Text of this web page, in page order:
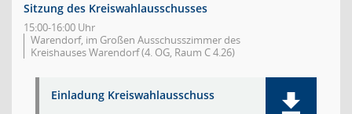
Sitzung des Kreiswahlausschusses
15:00-16:00 Uhr
Warendorf, im Großen Ausschusszimmer des
Kreishauses Warendorf (4. OG, Raum C 4.26)
Einladung Kreiswahlausschuss